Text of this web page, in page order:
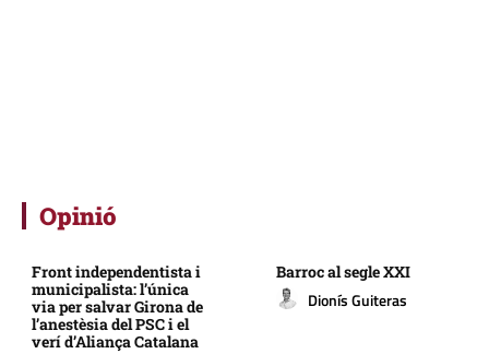
Opinió
Front independentista i
municipalista: l’única
via per salvar Girona de
l’anestèsia del PSC i el
verí d’Aliança Catalana
Barroc al segle XXI
Dionís Guiteras